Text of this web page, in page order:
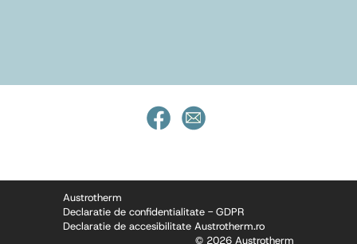
Austrotherm
Declaratie de confidentialitate - GDPR
Declaratie de accesibilitate Austrotherm.ro
© 2026 Austrotherm